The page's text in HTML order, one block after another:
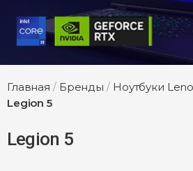
Главная / Бренды / Ноутбуки
Legion 5
Legion 5